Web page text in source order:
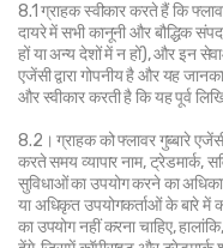
8.1 ग्राहक स्वीकार करते हैं कि
दायरे में सभी कानूनी और बौद्धिक
हों या अन्य देशों में न हों), और इन
एजेंसी द्वारा गोपनीय है और यह
और स्वीकार करती है कि यह पूर्व
8.2। ग्राहक को फ्लावर गुब्बारे
करते समय व्यापार नाम, ट्रेडमार्क,
सुविधाओं का उपयोग करने का अधिकार
या अधिकृत उपयोगकर्ताओं के बारे में
का उपयोग नहीं करना चाहिए,